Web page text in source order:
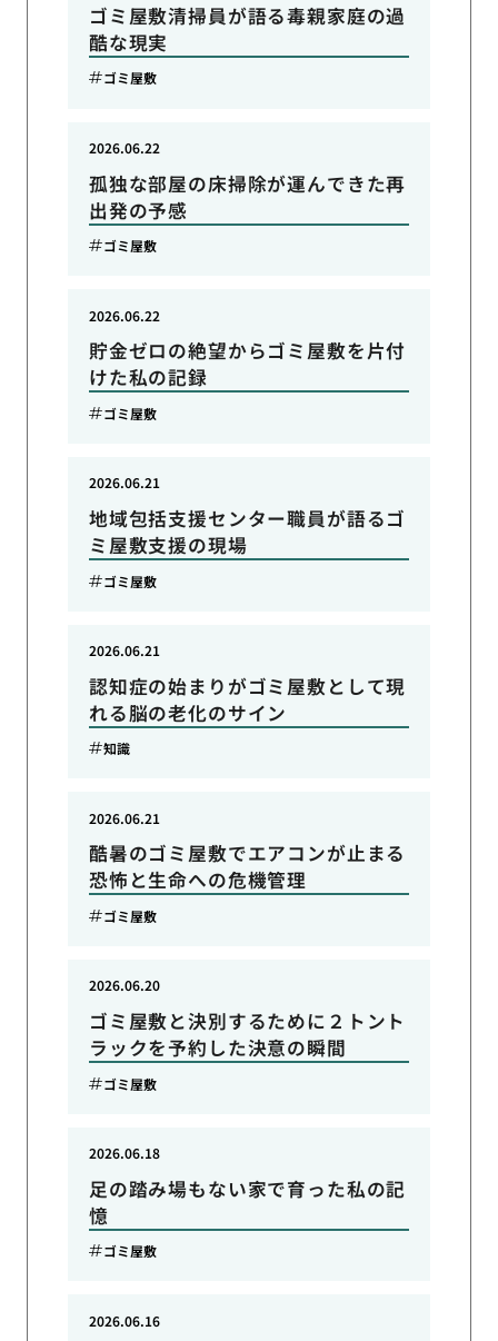
ゴミ屋敷清掃員が語る毒親家庭の過
酷な現実
ゴミ屋敷
孤独な部屋の床掃除が運んできた再
出発の予感
2026.06.22
ゴミ屋敷
貯金ゼロの絶望からゴミ屋敷を片付
けた私の記録
2026.06.22
ゴミ屋敷
地域包括支援センター職員が語るゴ
ミ屋敷支援の現場
2026.06.21
ゴミ屋敷
認知症の始まりがゴミ屋敷として現
れる脳の老化のサイン
2026.06.21
知識
酷暑のゴミ屋敷でエアコンが止まる
恐怖と生命への危機管理
2026.06.21
ゴミ屋敷
ゴミ屋敷と決別するために２トント
ラックを予約した決意の瞬間
2026.06.20
ゴミ屋敷
足の踏み場もない家で育った私の記
憶
2026.06.18
ゴミ屋敷
2026.06.16